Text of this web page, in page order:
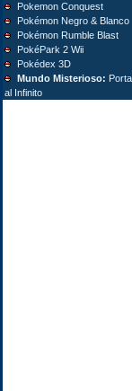
Pokemon Conquest
Pokémon Negro & Blanco
Pokémon Rumble Blast
PokéPark 2 Wii
Pokédex 3D
Mundo Misterioso:
al Infinito